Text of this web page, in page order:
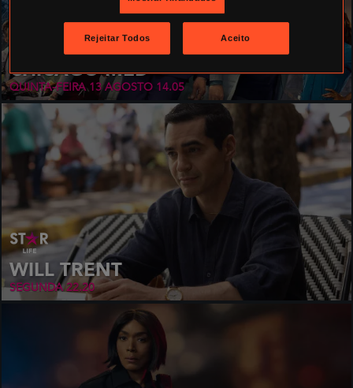
CHICAGO MED
QUINTA-FEIRA 13 AGOSTO 14.05
WILL TRENT
SEGUNDA22.20
Rejeitar Todos Aceito